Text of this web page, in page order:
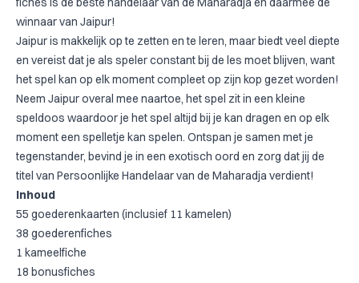
winnaar van Jaipur!
Jaipur is makkelijk op te zetten en te leren, maar biedt veel diepte
en vereist dat je als speler constant bij de les moet blijven, want
het spel kan op elk moment compleet op zijn kop gezet worden!
Neem Jaipur overal mee naartoe, het spel zit in een kleine
speldoos waardoor je het spel altijd bij je kan dragen en op elk
moment een spelletje kan spelen. Ontspan je samen met je
tegenstander, bevind je in een exotisch oord en zorg dat jij de
titel van Persoonlijke Handelaar van de Maharadja verdient!
Inhoud
55 goederenkaarten (inclusief 11 kamelen)
38 goederenfiches
1 kameelfiche
18 bonusfiches